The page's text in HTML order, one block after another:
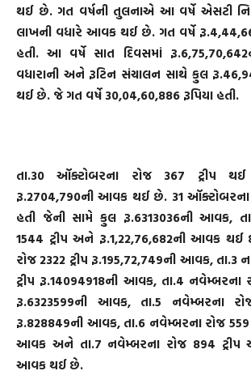
થઈ છે. ગત વર્ષની તુલનાએ આ વર્ષે એસટી
લાખની વધારે આવક થઈ છે. ગત વર્ષે
હતી. આ વર્ષે સાત દિવસમાં
વધારાની અને રૂટિન સંચાલન સાથે કુલ
થઈ છે. જે ગત વર્ષે 30,04,60,886 રૂપિયા હતી.
તા.30 ઑક્ટોબરના રોજ 367 ટ્રીપ
રૂ.2704,790ની આવક થઈ છે. 31 ઑક્ટોબરના
હતી જેની સામે કુલ રૂ.6313036ની આવક,
1544 ટ્રીપ અને રૂ.1,22,76,682ની આવક થઈ
રોજ 2322 ટ્રીપ રૂ.195,72,749ની આવક, તા.3
ટ્રીપ રૂ.14094918ની આવક, તા.4 નવેમ્બરના
રૂ.6323599ની આવક, તા.5 નવેમ્બરના
રૂ.828849ની આવક, તા.6 નવેમ્બરના રોજ 559
આવક અને તા.7 નવેમ્બરના રોજ 894 ટ્રીપ
આવક થઈ છે.